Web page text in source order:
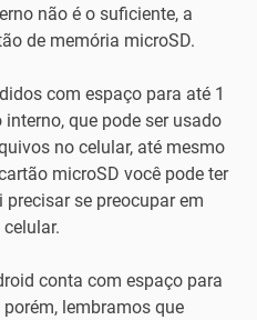
não é o suficiente, a
de memória microSD.
com espaço para até 1
que pode ser usado
no celular, até mesmo
microSD você pode ter
se preocupar em
conta com espaço para
lembramos que